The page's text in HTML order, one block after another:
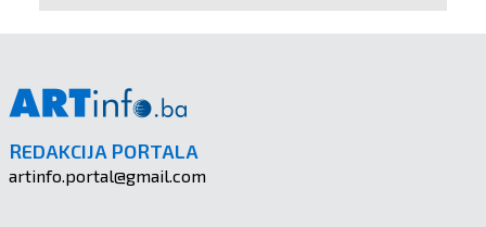
REDAKCIJA PORTALA
artinfo.portal@gmail.com